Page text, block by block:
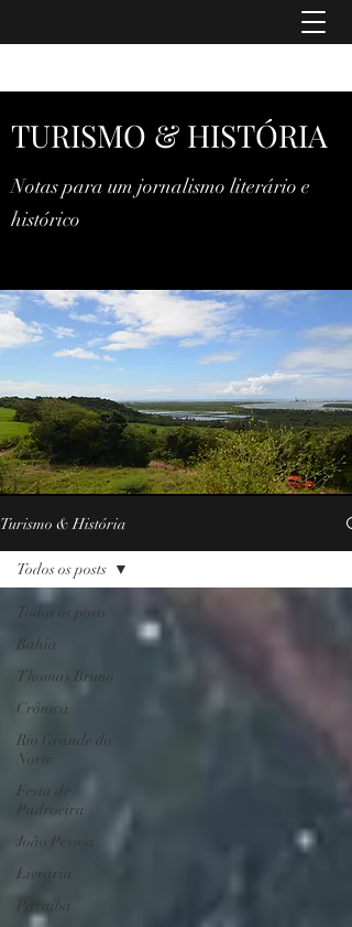
TURISMO & HISTÓRIA
Notas para um jornalismo literário e
histórico
Turismo & História
Todos os posts
Bahia
Thomas Bruno
Crônica
Rio Grande do
Norte
Festa de
Padroeira
João Pessoa
Livraria
Paraíba
Todos os posts